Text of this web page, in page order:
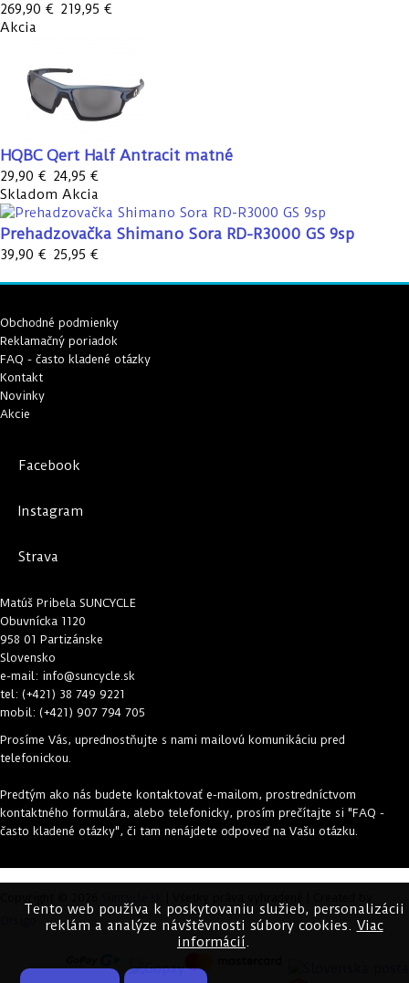
Tento web používa k poskytovaniu služieb, personalizácii
reklám a analýze návštěvnosti súbory cookies. Viac
informácií.
269,90 €219,95 €
Akcia
HQBC Qert Half Antracit matné
29,90 €24,95 €
Skladom Akcia
Prehadzovačka Shimano Sora RD-R3000 GS 9sp
39,90 €25,95 €
Obchodné podmienky
Reklamačný poriadok
FAQ - často kladené otázky
Kontakt
Novinky
Akcie
Facebook
Instagram
Strava
Matúš Pribela SUNCYCLE
Obuvnícka 1120
958 01 Partizánske
Slovensko
e-mail: info@suncycle.sk
tel: (+421) 38 749 9221
mobil: (+421) 907 794 705
Prosíme Vás, uprednostňujte s nami mailovú komunikáciu pred
telefonickou.
Predtým ako nás budete kontaktovať e-mailom, prostredníctvom
kontaktného formulára, alebo telefonicky, prosím prečítajte si "FAQ -
často kladené otázky", či tam nenájdete odpoveď na Vašu otázku.